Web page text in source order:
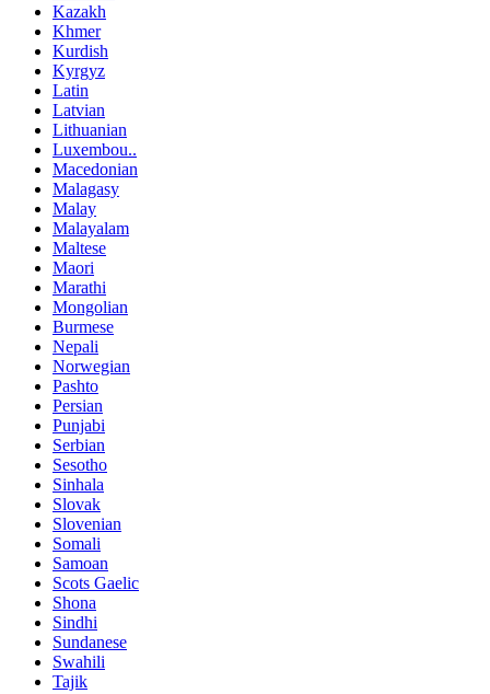
Kazakh
Khmer
Kurdish
Kyrgyz
Latin
Latvian
Lithuanian
Luxembou..
Macedonian
Malagasy
Malay
Malayalam
Maltese
Maori
Marathi
Mongolian
Burmese
Nepali
Norwegian
Pashto
Persian
Punjabi
Serbian
Sesotho
Sinhala
Slovak
Slovenian
Somali
Samoan
Scots Gaelic
Shona
Sindhi
Sundanese
Swahili
Tajik